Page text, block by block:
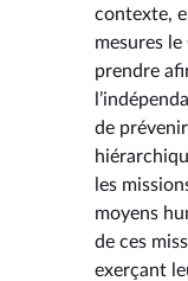
contexte,
mesures
prendre
de
les
moyens
de ces
exerçant